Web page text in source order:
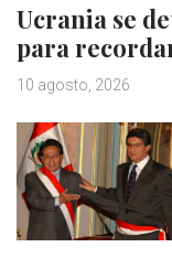
Ucrania se
para
10 agosto, 2026